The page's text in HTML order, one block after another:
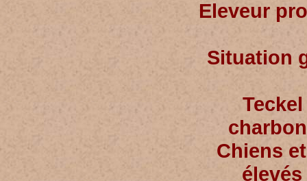
Eleveur
Situation
Chiens